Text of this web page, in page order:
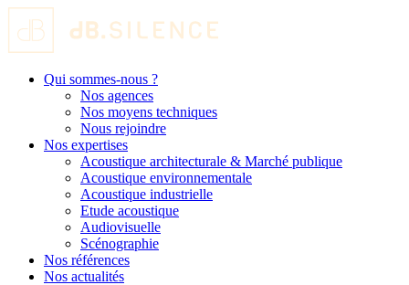
Qui sommes-nous ?
Nos agences
Nos moyens techniques
Nous rejoindre
Nos expertises
Acoustique architecturale & Marché publique
Acoustique environnementale
Acoustique industrielle
Etude acoustique
Audiovisuelle
Scénographie
Nos références
Nos actualités